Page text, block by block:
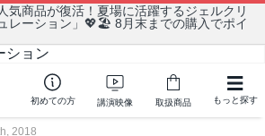
気商品が復活！夏場に活躍するジェルクリ
レーション」💖🏖️ 8月末までの購入でポイ
初めての方 講演映像 取扱商品 もっと探す
2018